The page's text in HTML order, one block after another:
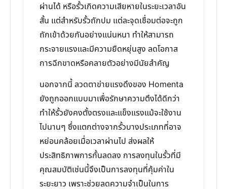
ผ่านได้ หรือรั้วเกิดความเสียหายในระยะเวลาอัน
สั้น แต่สำหรับรั้วถักปม แต่ละจุดเชื่อมต่อจะถูก
ถักเข้าด้วยกันอย่างแน่นหนา ทำให้สามารถ
กระจายแรงและมีความยืดหยุ่นสูง ลดโอกาส
การฉีกขาดหรือคลายตัวอย่างมีนัยสำคัญ
นอกจากนี้ ลวดตาข่ายแรงดึงของ Homenta
ยังถูกออกแบบมาเพื่อรักษาความตึงได้ดีกว่า
ทำให้รั้วยังคงตั้งตรงและแข็งแรงแม้จะใช้งาน
ไปนานๆ ซึ่งแตกต่างจากรั้วบางประเภทที่อาจ
หย่อนคล้อยเมื่อเวลาผ่านไป ส่งผลให้
ประสิทธิภาพการกั้นลดลง การลงทุนในรั้วที่มี
คุณสมบัติเช่นนี้จึงเป็นการลงทุนที่คุ้มค่าใน
ระยะยาว เพราะช่วยลดความจำเป็นในการ